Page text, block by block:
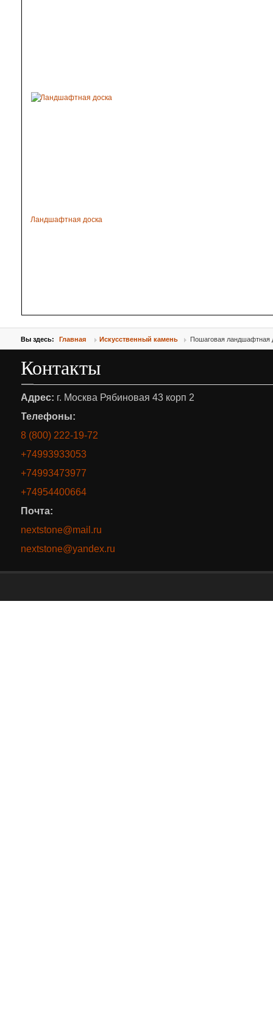
Ландшафтная доска
Вы здесь: Главная Искусственный камень Пошаговая ландшафтная
Контакты
Адрес: г. Москва Рябиновая 43 корп 2
Телефоны:
8 (800) 222-19-72
+74993933053
+74993473977
+74954400664
Почта:
nextstone@mail.ru
nextstone@yandex.ru